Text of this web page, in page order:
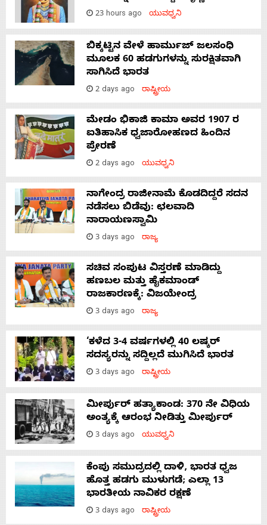
23 hours ago ಯುವಧ್ವನಿ
ಬಿಕ್ಕಟ್ಟಿನ ವೇಳೆ ಹಾರ್ಮುಜ್ ಜಲಸಂಧಿ
ಮೂಲಕ 60 ಹಡಗುಗಳನ್ನು ಸುರಕ್ಷಿತವಾಗಿ
ಸಾಗಿಸಿದೆ ಭಾರತ
2 days ago ರಾಷ್ಟ್ರೀಯ
ಮೇಡಂ ಭಿಕಾಜಿ ಕಾಮಾ ಅವರ 1907 ರ
ಐತಿಹಾಸಿಕ ಧ್ವಜಾರೋಹಣದ ಹಿಂದಿನ
ಪ್ರೇರಣೆ
2 days ago ಯುವಧ್ವನಿ
ನಾಗೇಂದ್ರ ರಾಜೀನಾಮೆ ಕೊಡದಿದ್ದರೆ ಸದನ
ನಡೆಸಲು ಬಿಡೆವು: ಛಲವಾದಿ
ನಾರಾಯಣಸ್ವಾಮಿ
3 days ago ರಾಜ್ಯ
ಸಚಿವ ಸಂಪುಟ ವಿಸ್ತರಣೆ ಮಾಡಿದ್ದು
ಹಣಬಲ ಮತ್ತು ಹೈಕಮಾಂಡ್
ರಾಜಕಾರಣಕ್ಕೆ: ವಿಜಯೇಂದ್ರ
3 days ago ರಾಜ್ಯ
‘ಕಳೆದ 3-4 ವರ್ಷಗಳಲ್ಲಿ 40 ಲಷ್ಕರ್
ಸದಸ್ಯರನ್ನು ಸದ್ದಿಲ್ಲದೆ ಮುಗಿಸಿದೆ ಭಾರತ
3 days ago ರಾಷ್ಟ್ರೀಯ
ಮೀರ್ಪುರ್ ಹತ್ಯಾಕಾಂಡ: 370 ನೇ ವಿಧಿಯ
ಅಂತ್ಯಕ್ಕೆ ಆರಂಭ ನೀಡಿತ್ತು ಮೀರ್ಪುರ್
3 days ago ಯುವಧ್ವನಿ
ಕೆಂಪು ಸಮುದ್ರದಲ್ಲಿ ದಾಳಿ, ಭಾರತ ಧ್ವಜ
ಹೊತ್ತ ಹಡಗು ಮುಳುಗಡೆ; ಎಲ್ಲಾ 13
ಭಾರತೀಯ ನಾವಿಕರ ರಕ್ಷಣೆ
3 days ago ರಾಷ್ಟ್ರೀಯ